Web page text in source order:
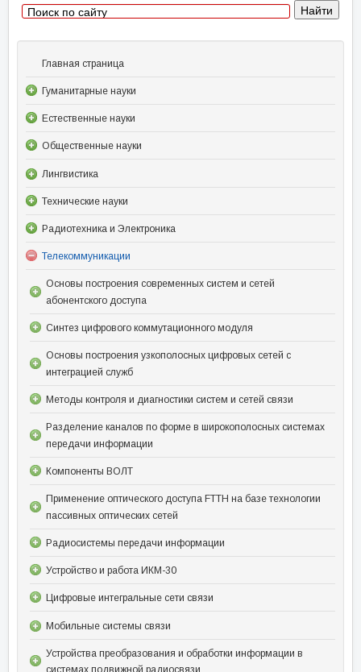
Главная страница
Гуманитарные науки
Естественные науки
Общественные науки
Лингвистика
Технические науки
Радиотехника и Электроника
Телекоммуникации
Основы построения современных систем и сетей
абонентского доступа
Синтез цифрового коммутационного модуля
Основы построения узкополосных цифровых сетей с
интеграцией служб
Методы контроля и диагностики систем и сетей связи
Разделение каналов по форме в широкополосных системах
передачи информации
Компоненты ВОЛТ
Применение оптического доступа FTTH на базе технологии
пассивных оптических сетей
Радиосистемы передачи информации
Устройство и работа ИКМ-30
Цифровые интегральные сети связи
Мобильные системы связи
Устройства преобразования и обработки информации в
системах подвижной радиосвязи